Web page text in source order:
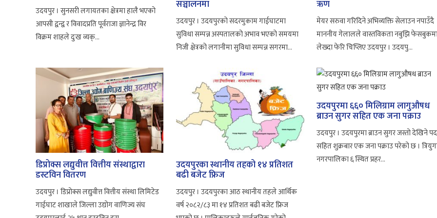
उदयपुर । सुनसरी लगायतका क्षेत्रमा हालै भएको
आपसी द्वन्द्व र विवादप्रति पूर्वराजा ज्ञानेन्द्र विर
विक्रम शाहले दुःख व्यक्...
सञ्चालनमा
उदयपुर । उदयपुरको सदरमुकाम गाईघाटमा
सुविधा सम्पन्न अस्पतालको अभाव भएको समयमा
निजी क्षेत्रको लगानीमा सुविधा सम्पन्न सगरमा...
ऋण
मेयर सरुवा गरिदिने अभिव्यक्ति सेलाउन नपाउँदै
माननीय गेलालले वास्तविकता नबुझि
लेख्दा फेरि चिप्लिए उदयपुर । उदयपु...
डिप्रोक्स लद्युवीत्त वित्तीय संस्थाद्वारा
डस्टविन वितरण
उदयपुर । डिप्रोक्स लद्युवीत्त वित्तीय संस्था लिमिटेड
गाईघाट शाखाले जिल्ला उद्योग वाणिज्य संघ
उदयपुरका स्थानीय तहको १४ प्रतिशत
बढी बजेट फ्रिज
उदयपुर । उदयपुरका आठ स्थानीय तहले आर्थिक
वर्ष २०८२/८३ मा १४ प्रतिशत बढी बजेट फ्रिज
उदयपुरमा ६६० मिलिग्राम लागुऔषध
ब्राउन सुगर सहित एक जना पक्राउ
उदयपुर । उदयपुरमा ब्राउन सुगर जस्तो देखिने
सहित शुक्रबार एक जना पक्राउ परेको छ ।
नगरपालिका ६ स्थित प्रहर...